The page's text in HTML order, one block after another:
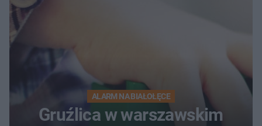
ALARM NA BIAŁOŁĘCE
Gruźlica w warszawskim